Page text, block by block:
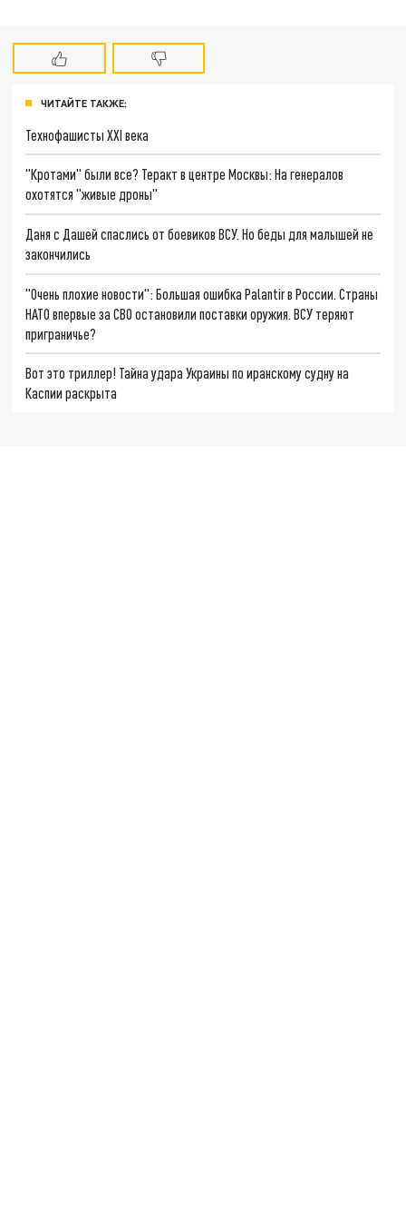
ЧИТАЙТЕ ТАКЖЕ:
Технофашисты XXI века
"Кротами" были все? Теракт в центре Москвы: На генералов
охотятся "живые дроны"
Даня с Дашей спаслись от боевиков ВСУ. Но беды для малышей не
закончились
"Очень плохие новости": Большая ошибка Palantir в России. Страны
НАТО впервые за СВО остановили поставки оружия. ВСУ теряют
приграничье?
Вот это триллер! Тайна удара Украины по иранскому судну на
Каспии раскрыта